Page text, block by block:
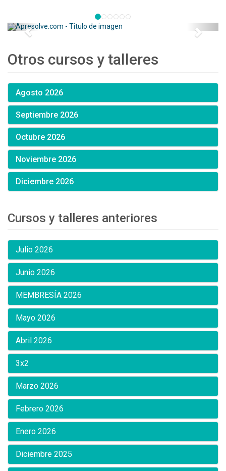
Otros cursos y talleres
Agosto 2026
Septiembre 2026
Octubre 2026
Noviembre 2026
Diciembre 2026
Cursos y talleres anteriores
Julio 2026
Junio 2026
MEMBRESÍA 2026
Mayo 2026
Abril 2026
3x2
Marzo 2026
Febrero 2026
Enero 2026
Diciembre 2025